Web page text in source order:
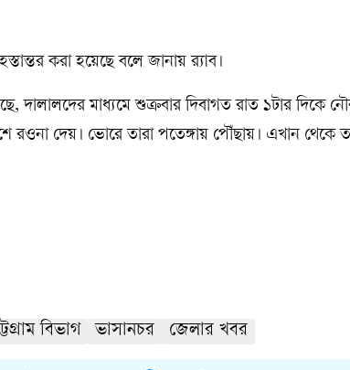
করা হয়েছে বলে জানায় র‍্যাব।
দালালদের মাধ্যমে শুক্রবার দিবাগত রাত ১টার দিকে
রওনা দেয়। ভোরে তারা পতেঙ্গায় পৌঁছায়। এখান থেকে
বিভাগ ভাসানচর জেলার খবর